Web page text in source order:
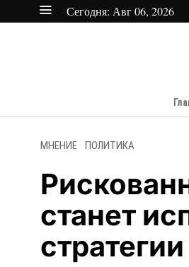
Сегодня: Авг 06, 2026
МНЕНИЕ · ПОЛИТИКА
станет
стратегии